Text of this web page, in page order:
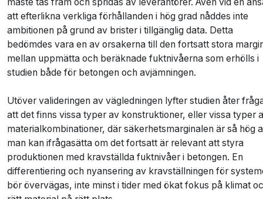
att efterlikna verkliga förhållanden i hög grad nåddes inte
ambitionen på grund av brister i tillgänglig data. Detta
bedömdes vara en av orsakerna till den fortsatt stora
mellan uppmätta och beräknade fuktnivåerna som erhölls i
studien både för betongen och avjämningen.
Utöver valideringen av vägledningen lyfter studien åter
att det finns vissa typer av konstruktioner, eller vissa typer
materialkombinationer, där säkerhetsmarginalen är så hög
man kan ifrågasätta om det fortsatt är relevant att styra
produktionen med kravställda fuktnivåer i betongen. En
differentiering och nyansering av kravställningen för
bör övervägas, inte minst i tider med ökat fokus på klimat